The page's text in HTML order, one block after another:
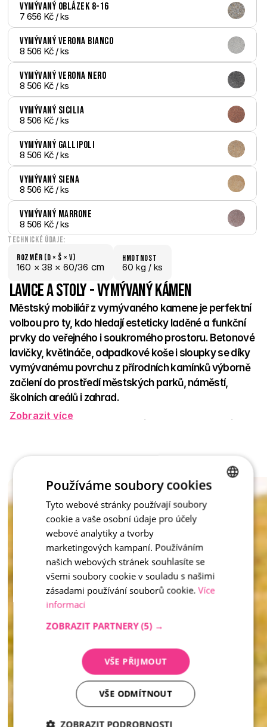
Vymývaný Oblázek 8-16
7 656 Kč / ks
Vymývaný Verona bianco
8 506 Kč / ks
Vymývaný Verona nero
8 506 Kč / ks
Vymývaný Sicilia
8 506 Kč / ks
Vymývaný Gallipoli
8 506 Kč / ks
Vymývaný Siena
8 506 Kč / ks
Vymývaný Marrone
8 506 Kč / ks
Technické údaje:
Rozměr (D × š × V)
160 × 38 × 60/36 cm
hmotnost
60 kg / ks
Lavice a stoly - Vymývaný kámen
Městský mobiliář z vymývaného kamene je perfektní
volbou pro ty, kdo hledají esteticky laděné a funkční
prvky do veřejného i soukromého prostoru. Betonové
lavičky, květináče, odpadkové koše i sloupky se díky
vymývanému povrchu z přírodních kamínků výborně
začlení do prostředí městských parků, náměstí,
školních areálů i zahrad.
Vyznačují se vysokou odolností vůči povětrnostním vlivům,
Tento mobiliář nejen slouží, ale také dotváří atmosféru –
zkrátka praktické a krásné řešení pro moderní veřejný prostor
i soukromou zahradu.
Zobrazit více
inspirace - Vymývaný kámen
CZECH
Používáme soubory cookies
Tyto webové stránky používají soubory
cookie a vaše osobní údaje pro účely
webové analytiky a tvorby
marketingových kampaní. Používáním
našich webových stránek souhlasíte se
všemi soubory cookie v souladu s našimi
zásadami používání souborů cookie. Více
informací
ZOBRAZIT PARTNERY (5) →
VŠE PŘIJMOUT
VŠE ODMÍTNOUT
ZOBRAZIT PODROBNOSTI